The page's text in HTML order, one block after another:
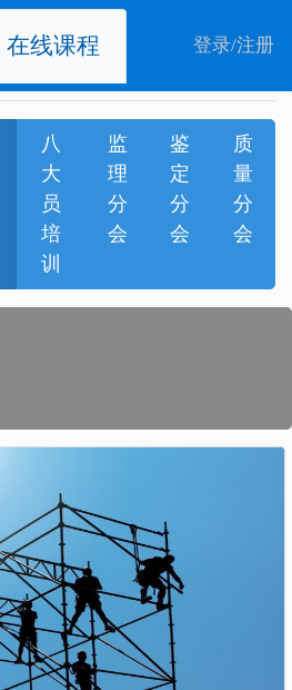
在线课程 登录/注册
八
大
员
培
训
监
理
分
会
鉴
定
分
会
质
量
分
会